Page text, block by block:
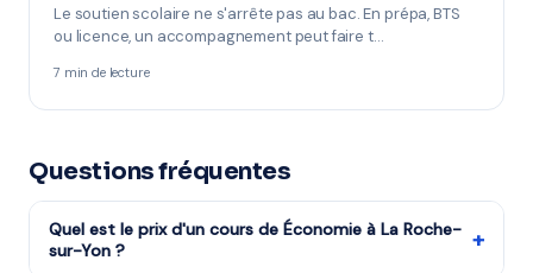
Le soutien scolaire ne s'arrête pas au bac. En prépa, BTS
ou licence, un accompagnement peut faire t…
7 min de lecture
Questions fréquentes
Quel est le prix d'un cours de Économie à La Roche-
sur-Yon ?
+